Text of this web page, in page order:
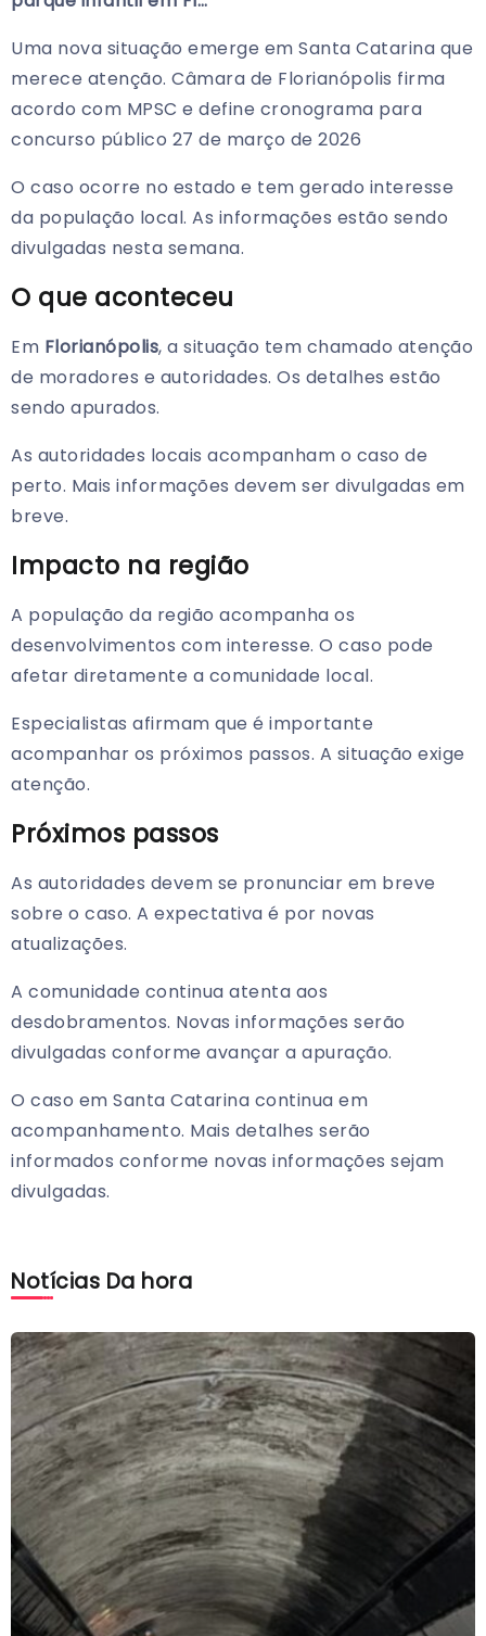
Uma nova situação emerge em Santa Catarina que
merece atenção. Câmara de Florianópolis firma
acordo com MPSC e define cronograma para
concurso público 27 de março de 2026
O caso ocorre no estado e tem gerado interesse
da população local. As informações estão sendo
divulgadas nesta semana.
O que aconteceu
Em Florianópolis, a situação tem chamado atenção
de moradores e autoridades. Os detalhes estão
sendo apurados.
As autoridades locais acompanham o caso de
perto. Mais informações devem ser divulgadas em
breve.
Impacto na região
A população da região acompanha os
desenvolvimentos com interesse. O caso pode
afetar diretamente a comunidade local.
Especialistas afirmam que é importante
acompanhar os próximos passos. A situação exige
atenção.
Próximos passos
As autoridades devem se pronunciar em breve
sobre o caso. A expectativa é por novas
atualizações.
A comunidade continua atenta aos
desdobramentos. Novas informações serão
divulgadas conforme avançar a apuração.
O caso em Santa Catarina continua em
acompanhamento. Mais detalhes serão
informados conforme novas informações sejam
divulgadas.
Notícias Da hora